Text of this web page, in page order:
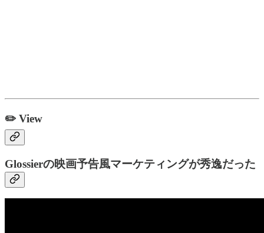
✏️ View
Glossierの映画予告風マーケティングが秀逸だった